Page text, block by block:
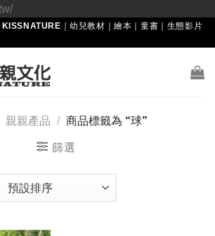
Skip
to
｜幼兒教材｜繪本｜童書｜生態影片
親親產品 / 商品標籤為 “球”
篩選